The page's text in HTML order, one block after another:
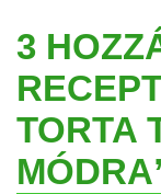
3
TORTA